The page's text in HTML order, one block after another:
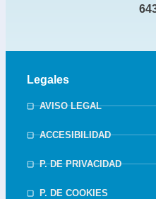
Legales
AVISO LEGAL
ACCESIBILIDAD
P. DE PRIVACIDAD
P. DE COOKIES